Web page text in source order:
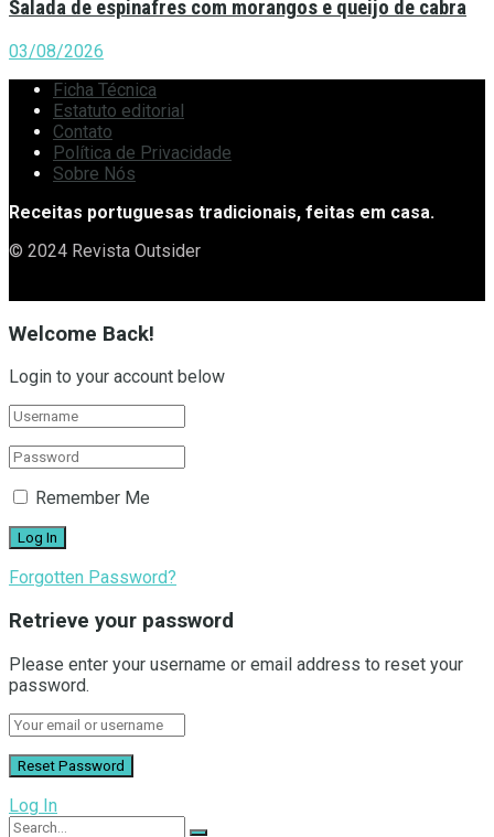
Salada de espinafres com morangos e queijo de cabra
03/08/2026
Ficha Técnica
Estatuto editorial
Contato
Política de Privacidade
Sobre Nós
Receitas portuguesas tradicionais, feitas em casa.
© 2024 Revista Outsider
Welcome Back!
Login to your account below
Remember Me
Forgotten Password?
Retrieve your password
Please enter your username or email address to reset your
password.
Log In